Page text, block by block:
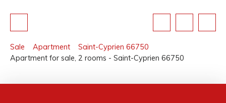
Sale Apartment
Saint-Cyprien 66750
Apartment for sale, 2 rooms - Saint-Cyprien 66750